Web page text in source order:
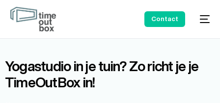
Contact
Yogastudio in je tuin? Zo richt je je
TimeOutBox in!